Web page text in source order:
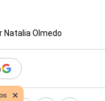
Natalia Olmedo